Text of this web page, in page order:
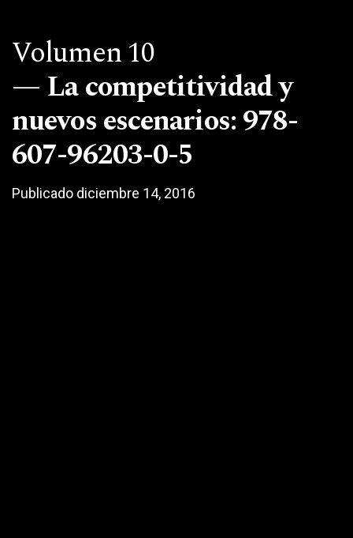
Volumen 10
La competitividad y
nuevos escenarios: 978-
607-96203-0-5
Publicado diciembre 14, 2016